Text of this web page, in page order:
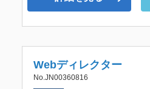
Webディレクター
No.JN00360816